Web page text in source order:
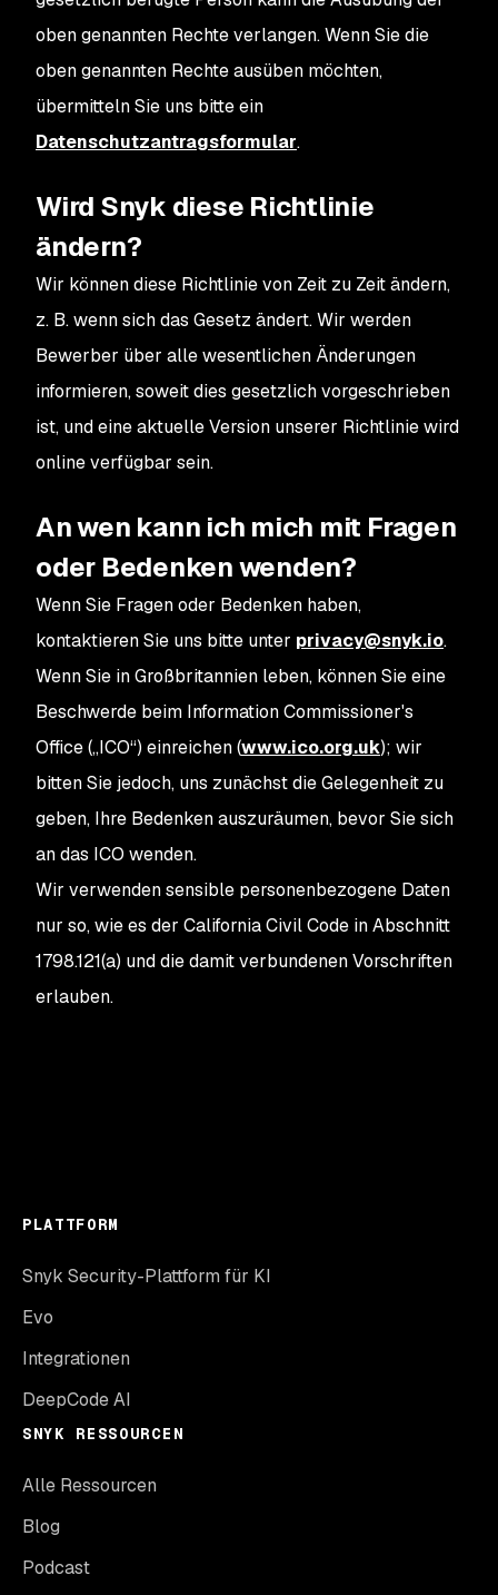
oben genannten Rechte verlangen. Wenn Sie die
oben genannten Rechte ausüben möchten,
übermitteln Sie uns bitte ein
Datenschutzantragsformular.
Wird Snyk diese Richtlinie
ändern?
Wir können diese Richtlinie von Zeit zu Zeit ändern,
z. B. wenn sich das Gesetz ändert. Wir werden
Bewerber über alle wesentlichen Änderungen
informieren, soweit dies gesetzlich vorgeschrieben
ist, und eine aktuelle Version unserer Richtlinie wird
online verfügbar sein.
An wen kann ich mich mit Fragen
oder Bedenken wenden?
Wenn Sie Fragen oder Bedenken haben,
kontaktieren Sie uns bitte unter privacy@snyk.io.
Wenn Sie in Großbritannien leben, können Sie eine
Beschwerde beim Information Commissioner's
Office („ICO“) einreichen (www.ico.org.uk); wir
bitten Sie jedoch, uns zunächst die Gelegenheit zu
geben, Ihre Bedenken auszuräumen, bevor Sie sich
an das ICO wenden.
Wir verwenden sensible personenbezogene Daten
nur so, wie es der California Civil Code in Abschnitt
1798.121(a) und die damit verbundenen Vorschriften
erlauben.
PLATTFORM
Snyk Security-Plattform für KI
Evo
Integrationen
DeepCode AI
SNYK RESSOURCEN
Alle Ressourcen
Blog
Podcast